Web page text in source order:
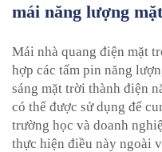
mái năng lượng
Mái nhà quang điện mặt
hợp các tấm pin năng
sáng mặt trời thành điện
có thể được sử dụng để
trường học và doanh
thực hiện điều này ngoài